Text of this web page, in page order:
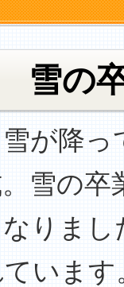
雪の
が降っ
雪の
りま
いま